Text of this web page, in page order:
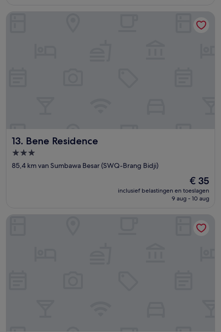
13. Bene Residence
Bene Residence
3.0-
sterrenaccommodatie
85,4 km van Sumbawa Besar (SWQ-Brang Bidji)
De
prijs
is
€ 35
inclusief belastingen en toeslagen
9 aug - 10 aug
Hotel O Bale Gajog Near SDN 2 SEKAROH